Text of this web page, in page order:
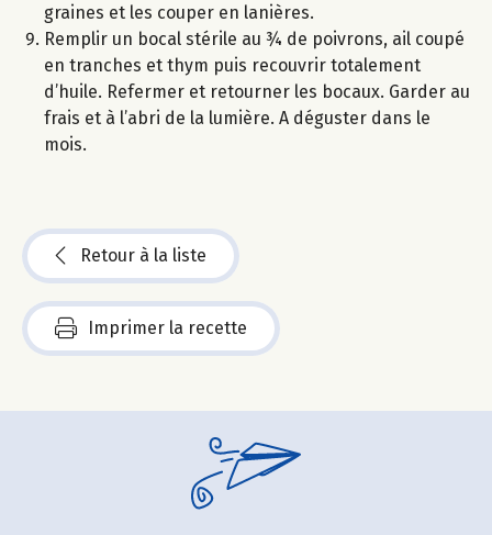
graines et les couper en lanières.
Remplir un bocal stérile au ¾ de poivrons, ail coupé
en tranches et thym puis recouvrir totalement
d’huile. Refermer et retourner les bocaux. Garder au
frais et à l’abri de la lumière. A déguster dans le
mois.
Retour à la liste
Imprimer la recette